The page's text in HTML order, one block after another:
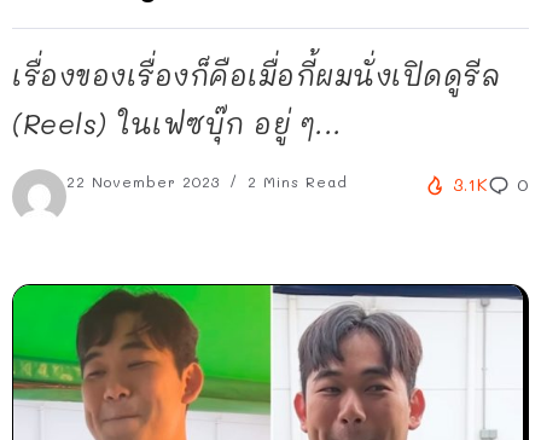
เรื่องของเรื่องก็คือเมื่อกี้ผมนั่งเปิดดูรีล
(Reels) ในเฟซบุ๊ก อยู่ ๆ...
22 November 2023 2 Mins Read 3.1K 0